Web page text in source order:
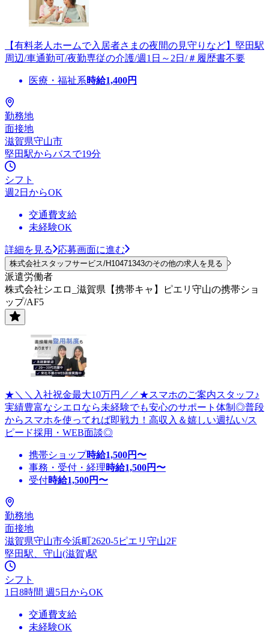
【有料老人ホームで入居者さまの夜間の見守りなど】堅田駅
周辺/車通勤可/夜勤専従の介護/週1日～2日/＃履歴書不要
医療・福祉系時給1,400円
勤務地
面接地
滋賀県守山市
堅田駅からバスで19分
シフト
週2日からOK
交通費支給
未経験OK
詳細を見る 応募画面に進む
株式会社スタッフサービス/H10471343のその他の求人を見る
派遣労働者
株式会社シエロ_滋賀県【携帯キャ】ピエリ守山の携帯ショ
ップ/AF5
★＼＼入社祝金最大10万円／／★スマホのご案内スタッフ♪
実績豊富なシエロなら未経験でも安心のサポート体制◎普段
からスマホを使ってれば即戦力！高収入＆嬉しい週払い/ス
ピード採用・WEB面談◎
携帯ショップ時給1,500円〜
事務・受付・経理時給1,500円〜
受付時給1,500円〜
勤務地
面接地
滋賀県守山市今浜町2620-5ピエリ守山2F
堅田駅、守山(滋賀)駅
シフト
1日8時間 週5日からOK
交通費支給
未経験OK